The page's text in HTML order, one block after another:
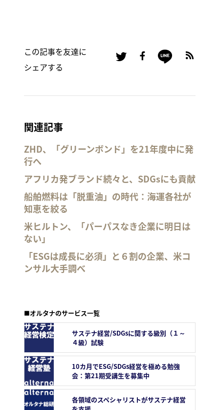
この記事を友達に
シェアする
関連記事
ZHD、「グリーンボンド」を21年度中に発
行へ
アフリカ発ブランド続々と、SDGsにも貢献
船舶燃料は「脱重油」の時代：海運各社が
知恵を絞る
米ヒルトン、「パーパスなき企業に明日は
ない」
「ESGは成長に必須」と６割の企業、米コ
ンサル大手調べ
■オルタナのサービス一覧
サステナ経営/SDGsに関する級別（１～
４級）試験
10カ月でESG/SDGs経営を極める勉強
会：第21期受講生を募集中
各領域のスペシャリストがサステナ経営